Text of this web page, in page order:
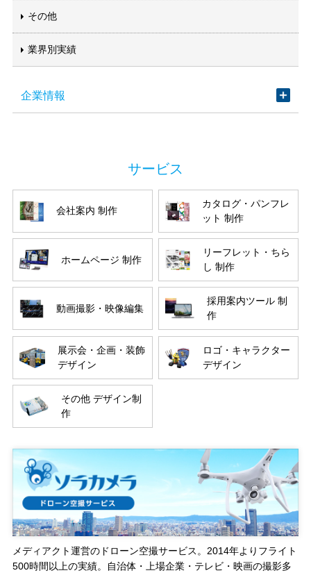
その他
業界別実績
企業情報
会社案内 制作
カタログ・パンフレ
ット 制作
ホームページ 制作
リーフレット・ちら
し 制作
動画撮影・映像編集
採用案内ツール 制
作
展示会・企画・装飾
デザイン
ロゴ・キャラクター
デザイン
その他 デザイン制
作
メディアクト運営のドローン空撮サービス。2014年よりフライト
500時間以上の実績。自治体・上場企業・テレビ・映画の撮影多